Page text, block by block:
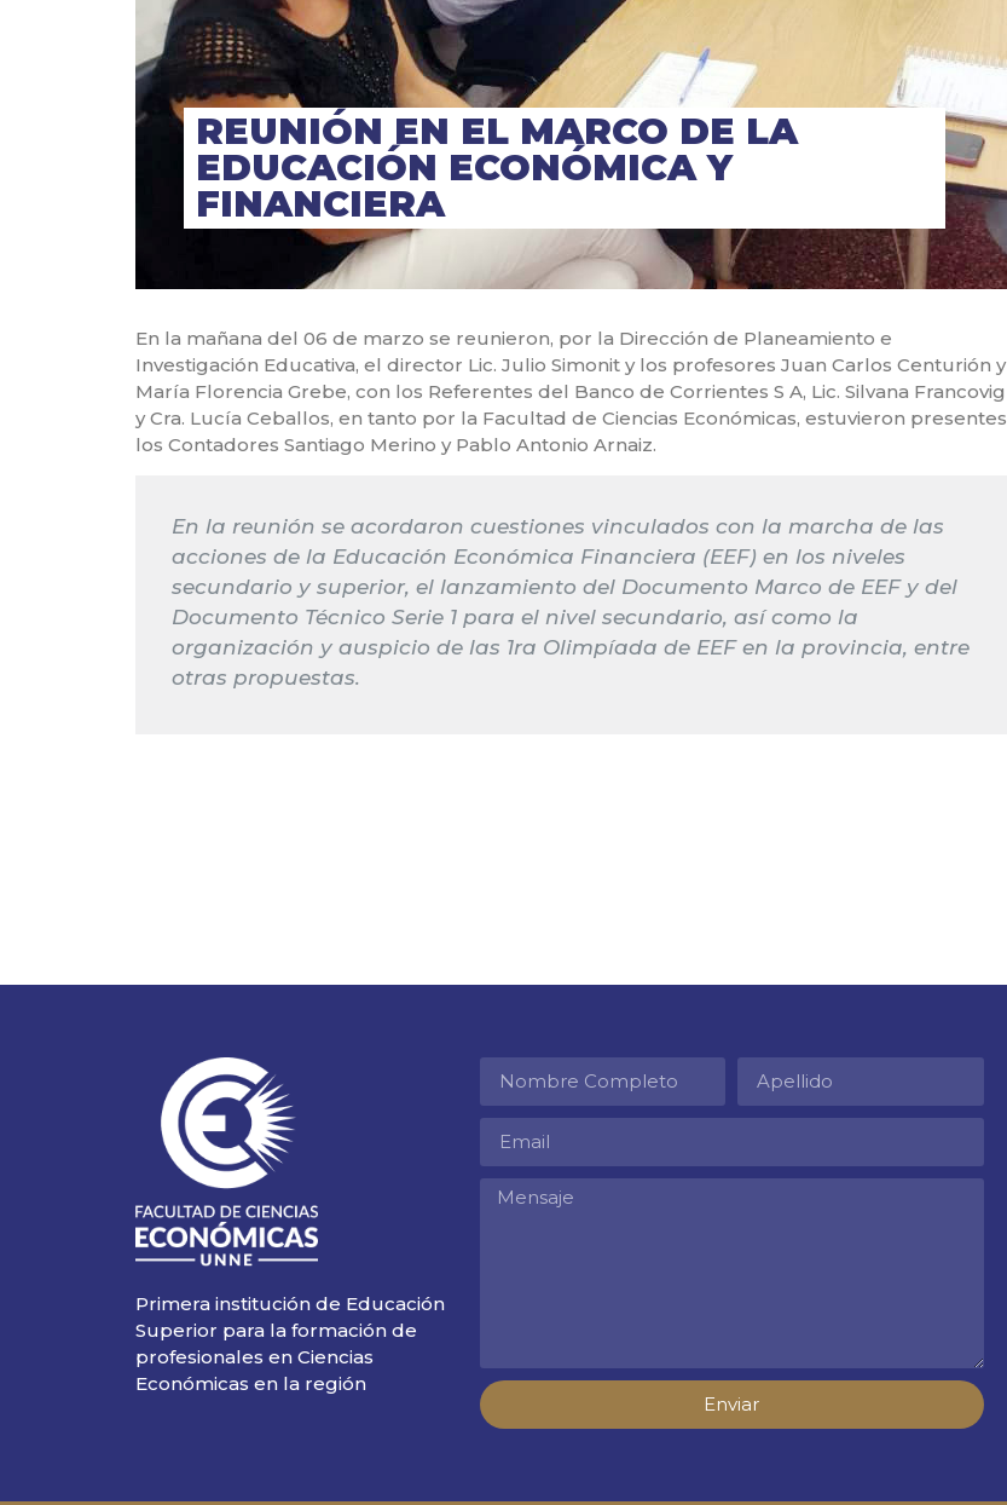
REUNIÓN EN EL MARCO DE LA
EDUCACIÓN ECONÓMICA Y
FINANCIERA
En la mañana del 06 de marzo se reunieron, por la Dirección de Planeamiento e
Investigación Educativa, el director Lic. Julio Simonit y los profesores Juan Carlos Centurión y
María Florencia Grebe, con los Referentes del Banco de Corrientes S A, Lic. Silvana Francovig
y Cra. Lucía Ceballos, en tanto por la Facultad de Ciencias Económicas, estuvieron presentes
los Contadores Santiago Merino y Pablo Antonio Arnaiz.
En la reunión se acordaron cuestiones vinculados con la marcha de las
acciones de la Educación Económica Financiera (EEF) en los niveles
secundario y superior, el lanzamiento del Documento Marco de EEF y del
Documento Técnico Serie 1 para el nivel secundario, así como la
organización y auspicio de las 1ra Olimpíada de EEF en la provincia, entre
otras propuestas.
Primera institución de Educación
Superior para la formación de
profesionales en Ciencias
Económicas en la región
Enviar